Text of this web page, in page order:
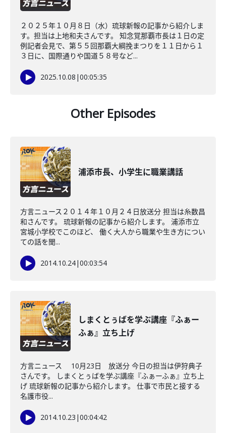
２０２５年１０月８日（水）琉球新報の記事から紹介しま
す。担当は上地和夫さんです。 知念覚那覇市長は１日の定
例記者会見で、第５５回那覇大綱挽まつりを１１日から１
３日に、国際通りや国道５８号など...
2025.10.08 |00:05:35
Other Episodes
浦添市長、小学生に職業講話
方言ニュース２０１４年１０月２４日放送分 担当は糸数昌
和さんです。 琉球新報の記事から紹介します。 浦添市立
宮城小学校でこのほど、 働く大人から職業や生き方につい
ての話を聞...
2014.10.24|00:03:54
しまくとぅばを学ぶ講座『ふぁー
ふぁ』立ち上げ
方言ニュース 10月23日 放送分 今日の担当は伊狩典子
さんです。 しまくとぅばを学ぶ講座『ふぁーふぁ』立ち上
げ 琉球新報の記事から紹介します。 仕事で市民と接する
名護市役...
2014.10.23 |00:04:42